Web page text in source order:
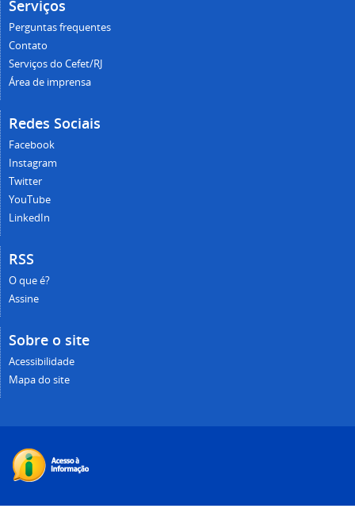
Serviços
Perguntas frequentes
Contato
Serviços do Cefet/RJ
Área de imprensa
Redes Sociais
Facebook
Instagram
Twitter
YouTube
LinkedIn
RSS
O que é?
Assine
Sobre o site
Acessibilidade
Mapa do site